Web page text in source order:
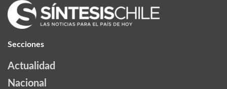
Secciones
Actualidad
Nacional